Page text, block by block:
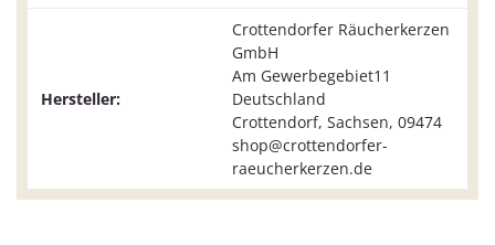
Hersteller:
Crottendorfer Räucherkerzen
GmbH
Am Gewerbegebiet11
Deutschland
Crottendorf, Sachsen, 09474
shop@crottendorfer-
raeucherkerzen.de